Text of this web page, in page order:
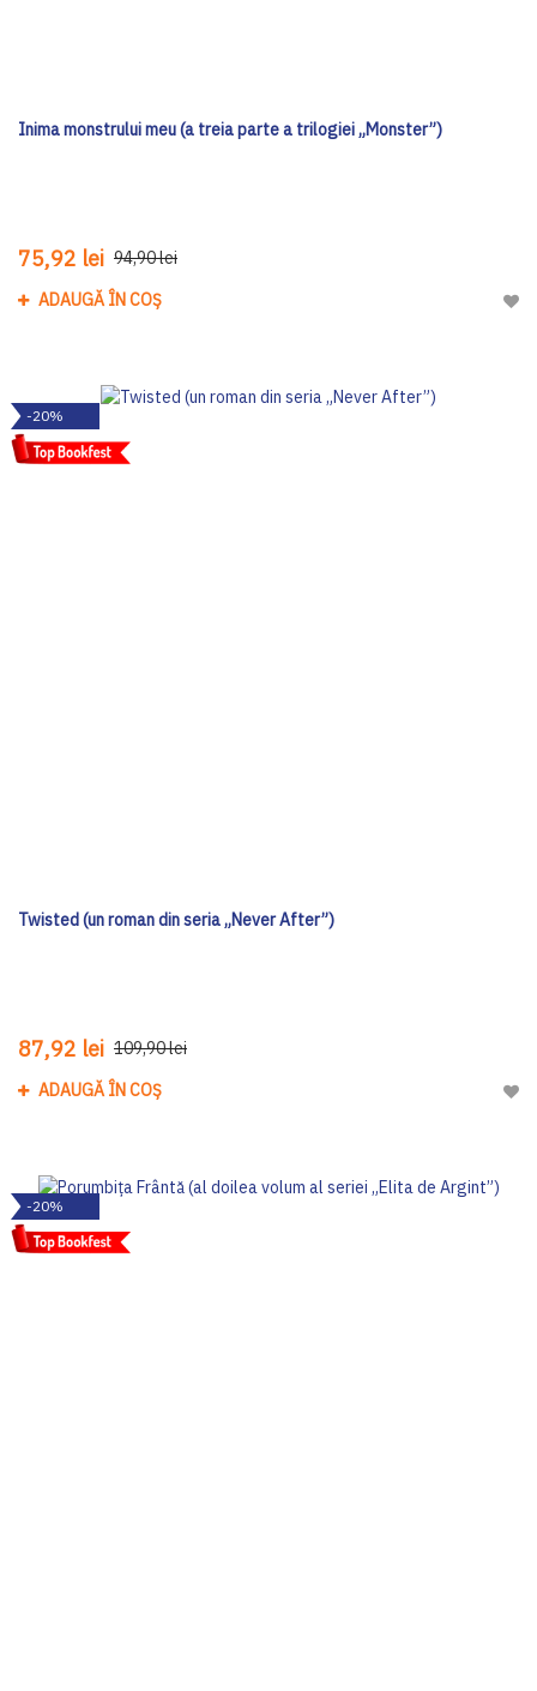
Inima monstrului meu (a treia parte a trilogiei „Monster”)
75,92 lei 94,90 lei
ADAUGĂ ÎN COȘ
-20%
Twisted (un roman din seria „Never After”)
87,92 lei 109,90 lei
ADAUGĂ ÎN COȘ
-20%